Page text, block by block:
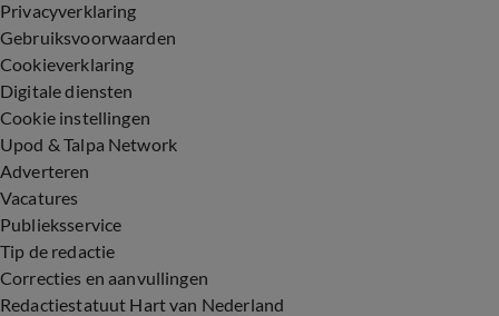
Privacyverklaring
Gebruiksvoorwaarden
Cookieverklaring
Digitale diensten
Cookie instellingen
Upod & Talpa Network
Adverteren
Vacatures
Publieksservice
Tip de redactie
Correcties en aanvullingen
Redactiestatuut Hart van Nederland